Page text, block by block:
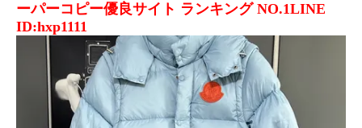
ーパーコピー優良サイト ランキング NO.1LINE
ID:hxp1111